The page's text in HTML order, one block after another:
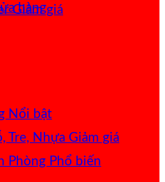
hàng
Tre, Nhựa
Phòng